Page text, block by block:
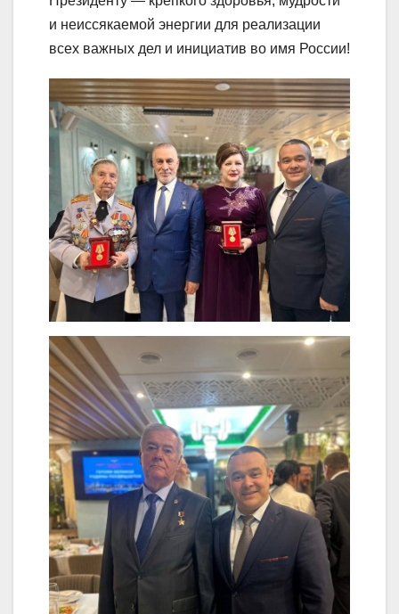
и неиссякаемой энергии для реализации
всех важных дел и инициатив во имя России!